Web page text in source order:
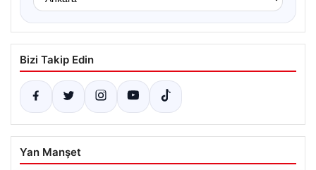
Bizi Takip Edin
Yan Manşet